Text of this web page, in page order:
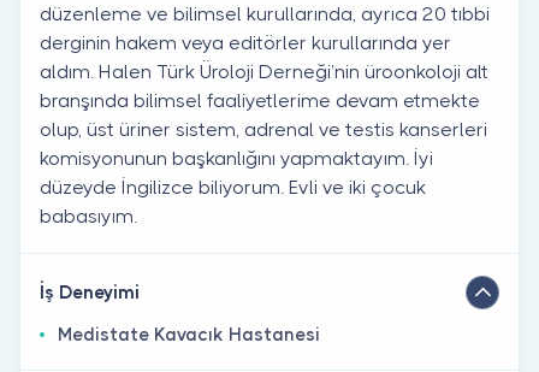
düzenleme ve bilimsel kurullarında, ayrıca 20 tıbbi
derginin hakem veya editörler kurullarında yer
aldım. Halen Türk Üroloji Derneği’nin üroonkoloji alt
branşında bilimsel faaliyetlerime devam etmekte
olup, üst üriner sistem, adrenal ve testis kanserleri
komisyonunun başkanlığını yapmaktayım. İyi
düzeyde İngilizce biliyorum. Evli ve iki çocuk
babasıyım.
İş Deneyimi
Medistate Kavacık Hastanesi